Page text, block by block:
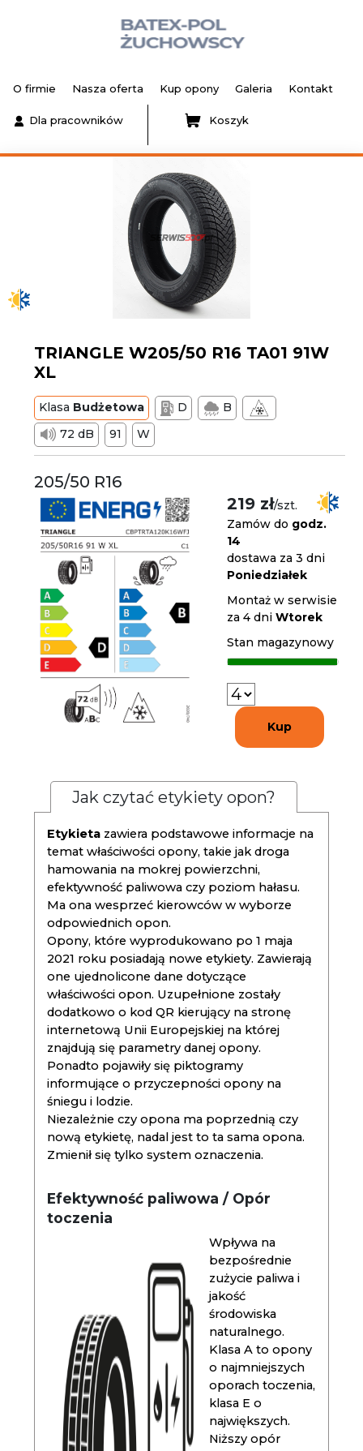
O firmie Nasza oferta Kup opony Galeria Kontakt
Dla pracowników Koszyk
TRIANGLE W205/50 R16 TA01 91W
XL
Klasa Budżetowa D
B
72 dB
91 W
205/50 R16
219 zł/szt.
Zamów do godz.
14
dostawa za 3 dni
Poniedziałek
Montaż w serwisie
za 4 dniWtorek
Stan magazynowy
Kup
Jak czytać etykiety opon?
Etykieta zawiera podstawowe informacje na
temat właściwości opony, takie jak droga
hamowania na mokrej powierzchni,
efektywność paliwowa czy poziom hałasu.
Ma ona wesprzeć kierowców w wyborze
odpowiednich opon.
Opony, które wyprodukowano po 1 maja
2021 roku posiadają nowe etykiety. Zawierają
one ujednolicone dane dotyczące
właściwości opon. Uzupełnione zostały
dodatkowo o kod QR kierujący na stronę
internetową Unii Europejskiej na której
znajdują się parametry danej opony.
Ponadto pojawiły się piktogramy
informujące o przyczepności opony na
śniegu i lodzie.
Niezależnie czy opona ma poprzednią czy
nową etykietę, nadal jest to ta sama opona.
Zmienił się tylko system oznaczenia.
Efektywność paliwowa / Opór
toczenia
Wpływa na
bezpośrednie
zużycie paliwa i
jakość
środowiska
naturalnego.
Klasa A to opony
o najmniejszych
oporach toczenia,
klasa E o
największych.
Niższy opór